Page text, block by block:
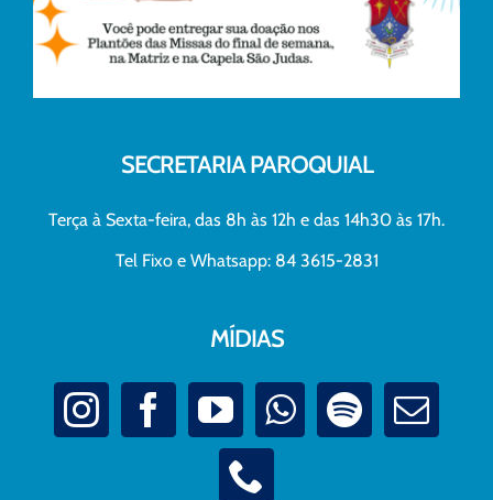
SECRETARIA PAROQUIAL
Terça à Sexta-feira, das 8h às 12h e das 14h30 às 17h.
Tel Fixo e Whatsapp: 84 3615-2831
MÍDIAS